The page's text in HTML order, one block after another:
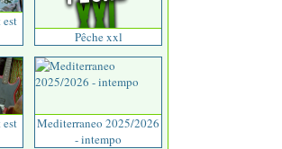
Pêche xxl
Mediterraneo 2025/2026
- intempo